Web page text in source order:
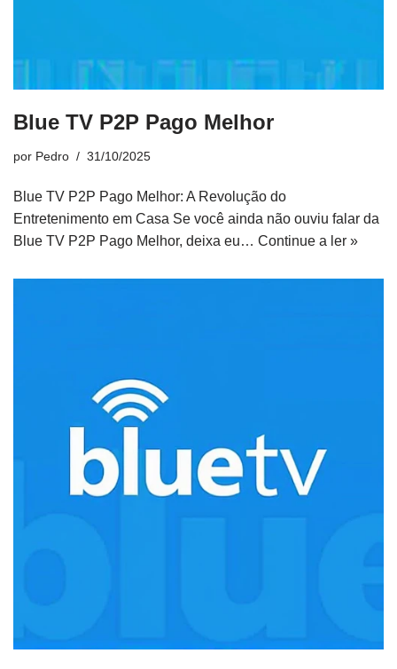
Blue TV P2P Pago Melhor
por Pedro 31/10/2025
Blue TV P2P Pago Melhor: A Revolução do
Entretenimento em Casa Se você ainda não ouviu falar da
Blue TV P2P Pago Melhor, deixa eu… Continue a ler »